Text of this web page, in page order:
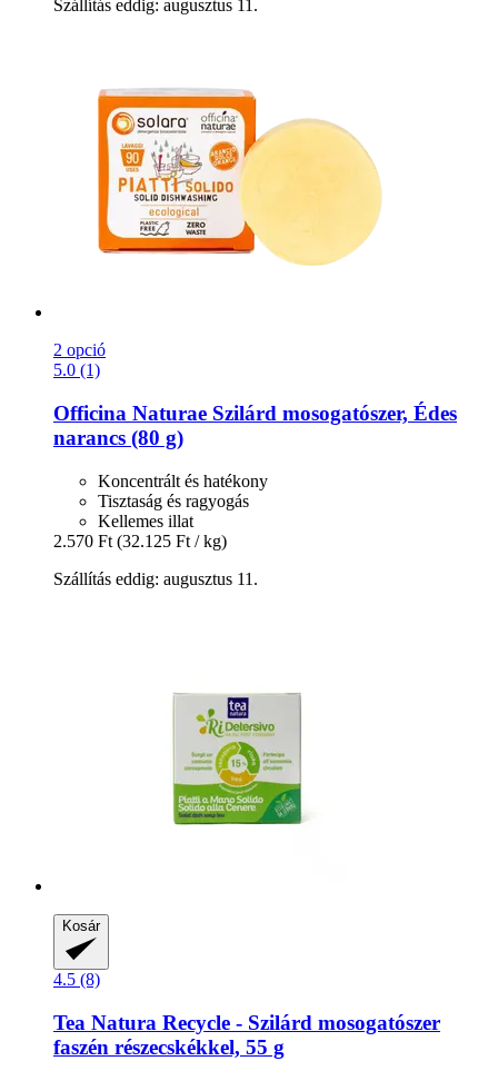
Szállítás eddig: augusztus 11.
2 opció
5.0 (1)
Officina Naturae Szilárd mosogatószer, Édes
narancs (80 g)
Koncentrált és hatékony
Tisztaság és ragyogás
Kellemes illat
2.570 Ft (32.125 Ft / kg)
Szállítás eddig: augusztus 11.
Kosár
4.5 (8)
Tea Natura Recycle -​ Szilárd mosogatószer
faszén részecskékkel, 55 g